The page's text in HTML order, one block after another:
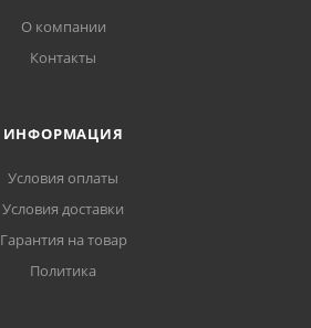
О компании
Контакты
ИНФОРМАЦИЯ
Условия оплаты
Условия доставки
Гарантия на товар
Политика